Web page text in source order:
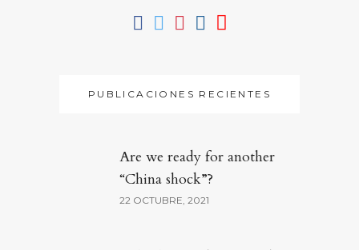
PUBLICACIONES RECIENTES
Are we ready for another
“China shock”?
22 OCTUBRE, 2021